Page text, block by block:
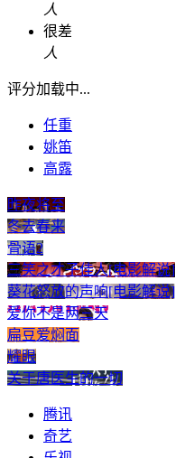
人
很差
人
评分加载中...
任重
姚笛
高露
昨夜将至
冬去春来
骨语2
三笑之才子佳人[电影解说]
葵花怒放的声响[电影解说]
爱你不是两三天
扁豆爱焖面
耀眼
关于唐医生的一切
腾讯
奇艺